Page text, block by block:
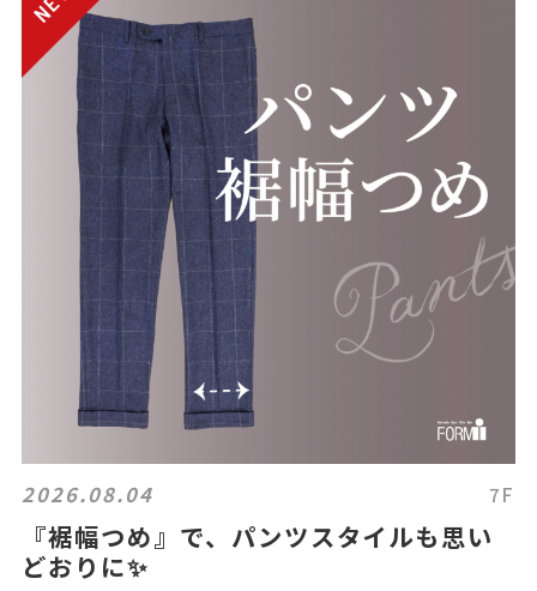
2026.08.04 7F
『裾幅つめ』で、パンツスタイルも思い
どおりに✨